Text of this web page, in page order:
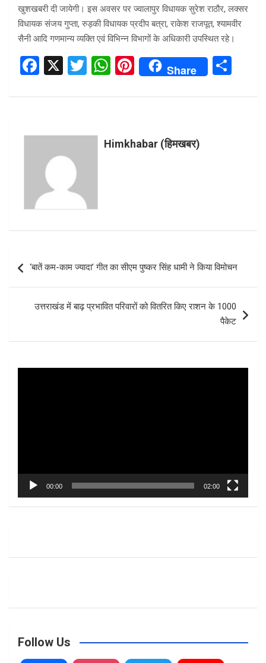
खुशखबरी दी जायेगी। इस अवसर पर ज्वालापुर विधायक सुरेश राठौर, लक्सर
विधायक संजय गुप्ता, रुड़की विधायक प्रदीप बत्रा, राकेश राजपूत, श्यामवीर
सैनी आदि गणमान्य व्यक्ति एवं विभिन्न विभागों के अधिकारी उपस्थित रहे।
F
ce
o
o
k
X
T
tt
W
at
A
Pi
er
t
Share
ar
Himkhabar (हिमखबर)
navigation
‘बातें कम-काम ज्यादा’ गीत का सीएम पुष्कर सिंह धामी ने किया विमोचन
उत्तराखंड में बाढ़ प्रभावित परिवारों को वितरित किए राशन के 1000
पैकेट
00:00 02:00
Follow Us